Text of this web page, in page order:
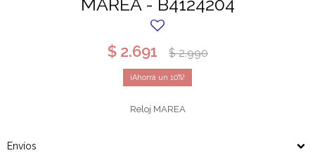
MAREA - B4124204
$ 2.691 $ 2.990
10
Reloj MAREA
Envíos